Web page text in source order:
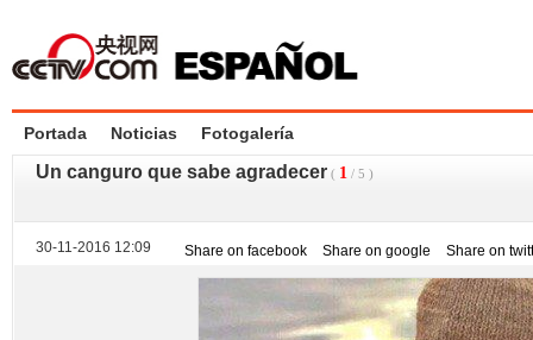
Portada Noticias Fotogalería
Un canguro que sabe agradecer ( 1 / 5 )
30-11-2016 12:09 Share on facebook Share on google Share on